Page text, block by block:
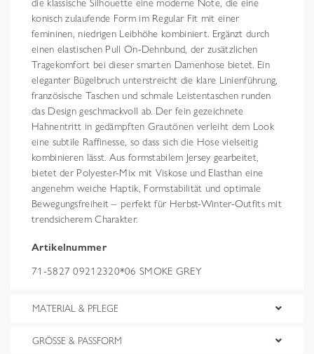
konisch zulaufende Form im Regular Fit mit einer
femininen, niedrigen Leibhöhe kombiniert. Ergänzt durch
einen elastischen Pull On-Dehnbund, der zusätzlichen
Tragekomfort bei dieser smarten Damenhose bietet. Ein
eleganter Bügelbruch unterstreicht die klare Linienführung,
französische Taschen und schmale Leistentaschen runden
das Design geschmackvoll ab. Der fein gezeichnete
Hahnentritt in gedämpften Grautönen verleiht dem Look
eine subtile Raffinesse, so dass sich die Hose vielseitig
kombinieren lässt. Aus formstabilem Jersey gearbeitet,
bietet der Polyester-Mix mit Viskose und Elasthan eine
angenehm weiche Haptik, Formstabilität und optimale
Bewegungsfreiheit – perfekt für Herbst-Winter-Outfits mit
trendsicherem Charakter.
Artikelnummer
71-5827 09212320*06 SMOKE GREY
MATERIAL & PFLEGE
GRÖSSE & PASSFORM